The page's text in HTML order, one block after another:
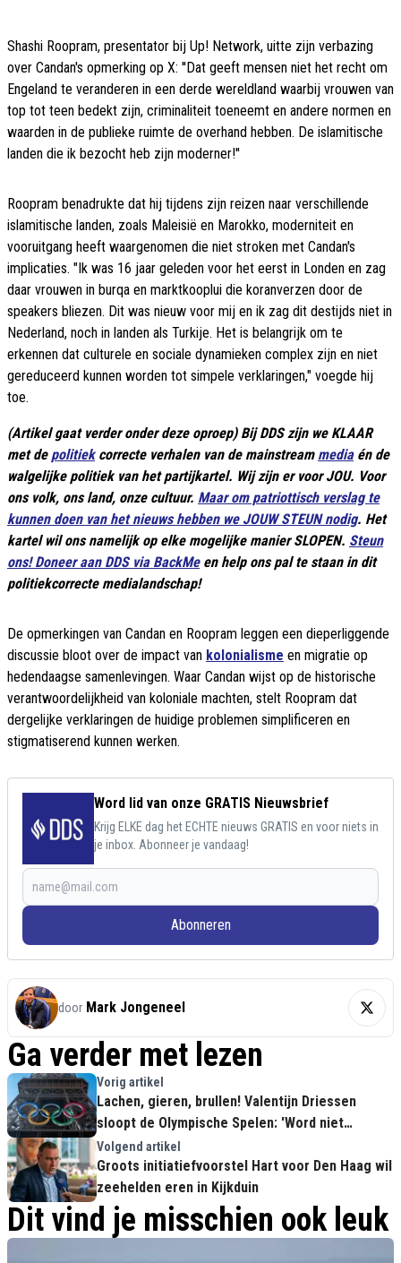
Shashi Roopram, presentator bij Up! Network, uitte zijn verbazing
over Candan's opmerking op X: ''Dat geeft mensen niet het recht om
Engeland te veranderen in een derde wereldland waarbij vrouwen van
top tot teen bedekt zijn, criminaliteit toeneemt en andere normen en
waarden in de publieke ruimte de overhand hebben. De islamitische
landen die ik bezocht heb zijn moderner!''
Roopram benadrukte dat hij tijdens zijn reizen naar verschillende
islamitische landen, zoals Maleisië en Marokko, moderniteit en
vooruitgang heeft waargenomen die niet stroken met Candan's
implicaties. "Ik was 16 jaar geleden voor het eerst in Londen en zag
daar vrouwen in burqa en marktkooplui die koranverzen door de
speakers bliezen. Dit was nieuw voor mij en ik zag dit destijds niet in
Nederland, noch in landen als Turkije. Het is belangrijk om te
erkennen dat culturele en sociale dynamieken complex zijn en niet
gereduceerd kunnen worden tot simpele verklaringen," voegde hij
toe.
(Artikel gaat verder onder deze oproep) Bij DDS zijn we KLAAR
met de politiekcorrecte verhalen van de mainstream mediaén de
walgelijke politiek van het partijkartel. Wij zijn er voor JOU. Voor
ons volk, ons land, onze cultuur. Maar om patriottisch verslag te
kunnen doen van het nieuws hebben we JOUW STEUN nodig. Het
kartel wil ons namelijk op elke mogelijke manier SLOPEN. Steun
ons! Doneer aan DDS via BackMeen help ons pal te staan in dit
politiekcorrecte medialandschap!
De opmerkingen van Candan en Roopram leggen een dieperliggende
discussie bloot over de impact van kolonialisme en migratie op
hedendaagse samenlevingen. Waar Candan wijst op de historische
verantwoordelijkheid van koloniale machten, stelt Roopram dat
dergelijke verklaringen de huidige problemen simplificeren en
stigmatiserend kunnen werken.
Word lid van onze GRATIS Nieuwsbrief
Krijg ELKE dag het ECHTE nieuws GRATIS en voor niets in
je inbox. Abonneer je vandaag!
Abonneren
door Mark Jongeneel
Ga verder met lezen
Vorig artikel
Lachen, gieren, brullen! Valentijn Driessen
sloopt de Olympische Spelen: 'Word niet
opgewonden van die B-sporten'
Volgend artikel
Groots initiatiefvoorstel Hart voor Den Haag wil
zeehelden eren in Kijkduin
Dit vind je misschien ook leuk